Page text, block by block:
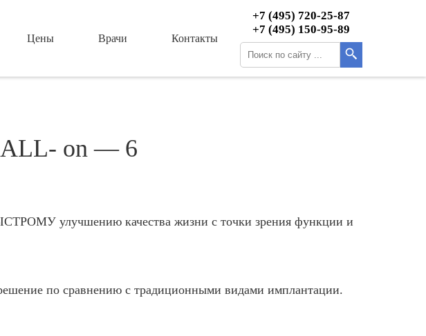
Цены Врачи Контакты
+7 (495) 720-25-87
+7 (495) 150-95-89
ALL- on — 6
улучшению качества жизни с точки зрения функции и
по сравнению с традиционными видами имплантации.